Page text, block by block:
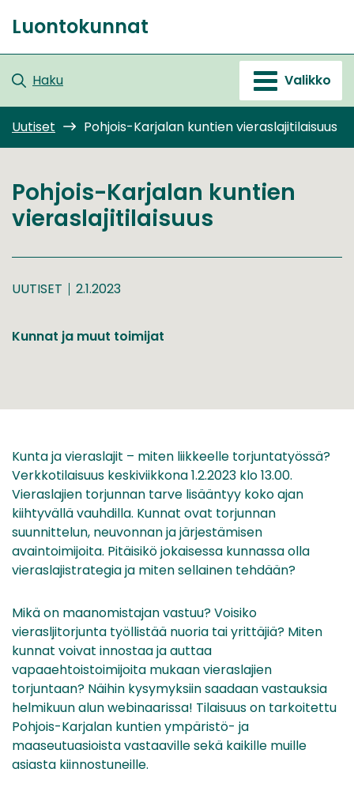
sisältöön
Etusivu
Luontokunnat
Haku Valikko
Uutiset Pohjois-Karjalan kuntien vieraslajitilaisuus
Pohjois-Karjalan kuntien
vieraslajitilaisuus
UUTISET 2.1.2023
Kunnat ja muut toimijat
Kunta ja vieraslajit – miten liikkeelle torjuntatyössä?
Verkkotilaisuus keskiviikkona 1.2.2023 klo 13.00.
Vieraslajien torjunnan tarve lisääntyy koko ajan
kiihtyvällä vauhdilla. Kunnat ovat torjunnan
suunnittelun, neuvonnan ja järjestämisen
avaintoimijoita. Pitäisikö jokaisessa kunnassa olla
vieraslajistrategia ja miten sellainen tehdään?
Mikä on maanomistajan vastuu? Voisiko
vierasljitorjunta työllistää nuoria tai yrittäjiä? Miten
kunnat voivat innostaa ja auttaa
vapaaehtoistoimijoita mukaan vieraslajien
torjuntaan? Näihin kysymyksiin saadaan vastauksia
helmikuun alun webinaarissa! Tilaisuus on tarkoitettu
Pohjois-Karjalan kuntien ympäristö- ja
maaseutuasioista vastaaville sekä kaikille muille
asiasta kiinnostuneille.